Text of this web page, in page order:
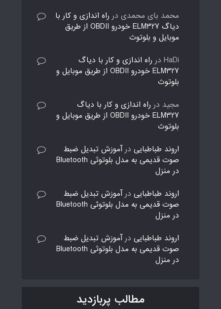
محمد بای محمدی در راه اندازی و کار با
دیاگ ELM327 خودرو OBDII از طریق
موبایل و بلوتوث
HaDi در راه اندازی و کار با دیاگ
ELM327 خودرو OBDII از طریق موبایل و
بلوتوث
مجید در راه اندازی و کار با دیاگ
ELM327 خودرو OBDII از طریق موبایل و
بلوتوث
اروند طباطبایی درآموزش تبدیل ضبط
صوت قدیمی به مدل بلوتوثی Bluetooth
در منزل
اروند طباطبایی درآموزش تبدیل ضبط
صوت قدیمی به مدل بلوتوثی Bluetooth
در منزل
اروند طباطبایی درآموزش تبدیل ضبط
صوت قدیمی به مدل بلوتوثی Bluetooth
در منزل
مطالب پربازدید